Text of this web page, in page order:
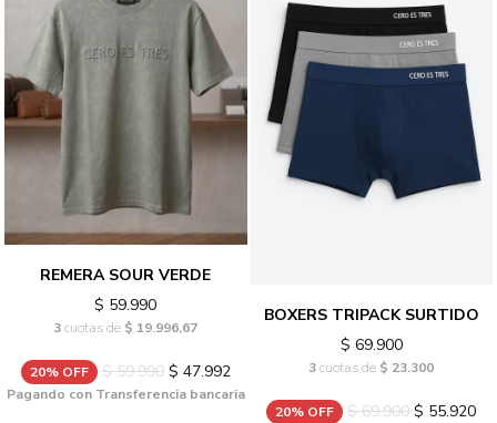
REMERA SOUR VERDE
$ 59.990
3cuotas de $ 19.996,67
20% OFF $ 59.990$ 47.992
Pagando con Transferencia bancaria
BOXERS TRIPACK SURTIDO
$ 69.900
3cuotas de $ 23.300
20% OFF $ 69.900 $ 55.920